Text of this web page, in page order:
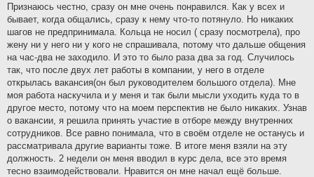
Признаюсь честно, сразу он мне очень понравился. Как у всех и
бывает, когда общались, сразу к нему что-то потянуло. Но никаких
шагов не предпринимала. Кольца не носил ( сразу посмотрела), про
жену ни у него ни у кого не спрашивала, потому что дальше общения
на час-два не заходило. И это то было раза два за год. Случилось
так, что после двух лет работы в компании, у него в отделе
открылась вакансия(он был руководителем большого отдела). Мне
моя работа наскучила и у меня и так были мысли уходить куда то в
другое место, потому что на моем перспектив не было никаких. Узнав
о вакансии, я решила принять участие в отборе между внутренних
сотрудников. Все равно понимала, что в своём отделе не останусь и
рассматривала другие варианты тоже. В итоге меня взяли на эту
должность. 2 недели он меня вводил в курс дела, все это время
тесно взаимодействовали. Нравится он мне начал ещё больше.